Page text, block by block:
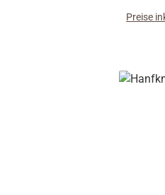
mit
Preise